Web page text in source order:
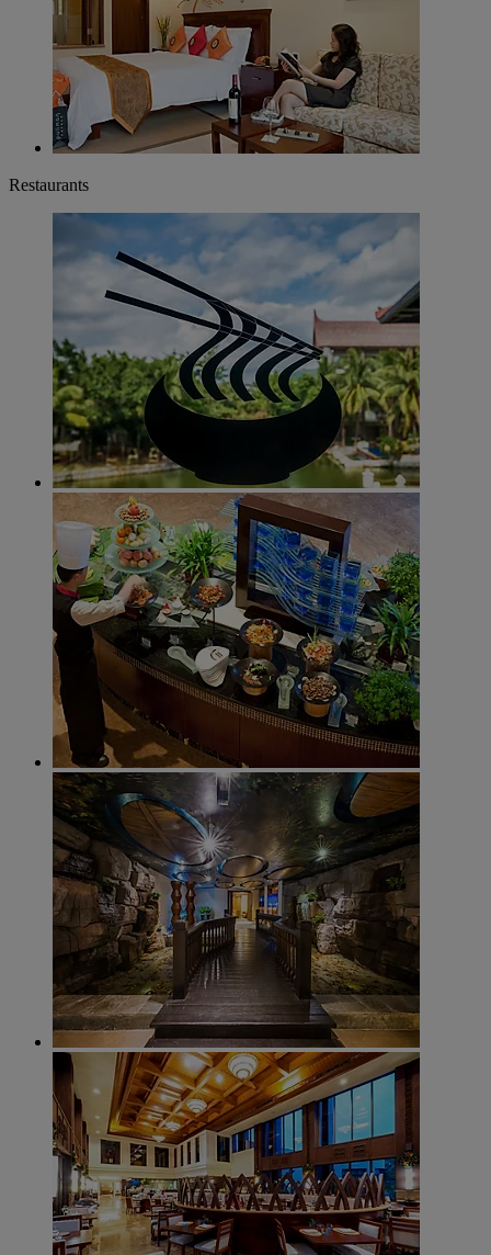
Restaurants